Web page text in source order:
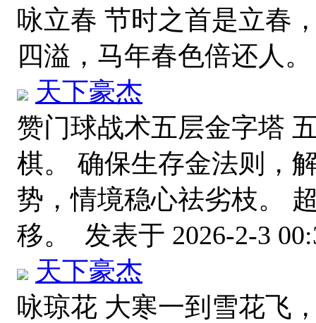
咏立春 节时之首是立春
四溢，马年春色倍还人
天下豪杰
赞门球战术五层金字塔
棋。 确保生存金法则，
势，情境稳心祛劣枝。
移。 发表于 2026-2-3
天下豪杰
咏琼花 大寒一到雪花飞